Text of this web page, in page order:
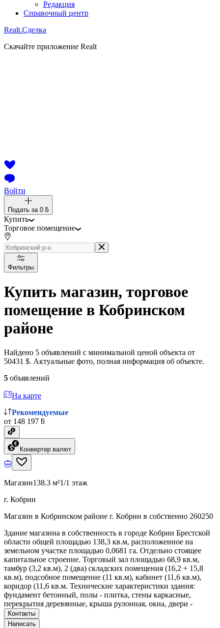
Редакция
Справочный центр
Realt.Сделка
Скачайте приложение Realt
Войти
Подать за 0 ƃ
Купить
Торговое помещение
Фильтры
Купить магазин, торговое
помещение в Кобринском
районе
Найдено 5 объявлений с минимальной ценой объекта от
50431 $. Актуальные фото, полная информация об объекте.
5 объявлений
На карте
Рекомендуемые
от 148 197 ƃ
Конвертер валют
Магазин138.3 м²1/1 этаж
г. Кобрин
Магазин в Кобринском районе г. Кобрин в собственно 260250
Здание магазина в собственность в городе Кобрин Брестской
области общей площадью 138,3 кв.м, расположенное на
земельном участке площадью 0,0681 га. Отдельно стоящее
капитальное строение. Торговый зал площадью 68,9 кв.м,
тамбур (3,2 кв.м), 2 (два) складских помещения (16,2 + 15,8
кв.м), подсобное помещение (11 кв.м), кабинет (11,6 кв.м),
коридор (11,6 кв.м. Технические характеристики здания:
фундамент бетонный, полы - плитка, стены каркасные,
перекрытия деревянные, крыша рулонная, окна, двери -
Контакты
Написать